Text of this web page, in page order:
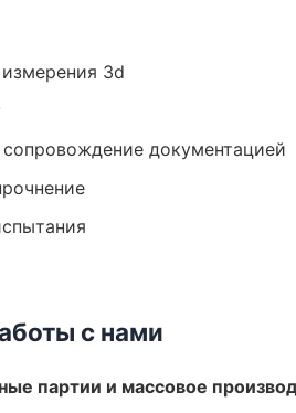
3d
сопровождение документацией
с нами
партии и массовое